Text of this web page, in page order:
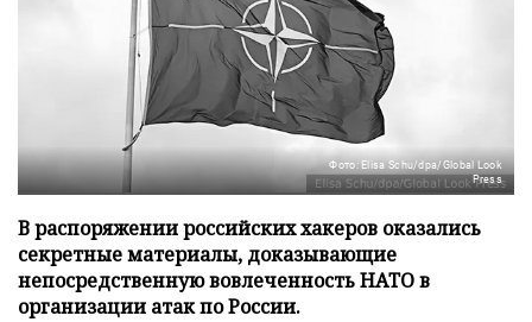
Фото: Elisa Schu/dpa/Global Look
Press
В распоряжении российских хакеров оказались
секретные материалы, доказывающие
непосредственную вовлеченность НАТО в
организации атак по России.